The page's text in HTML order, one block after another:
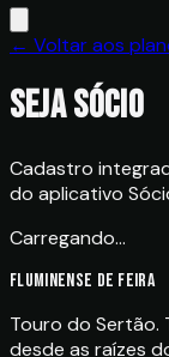
← Voltar aos
Seja sócio
Cadastro
do aplicativo
Carregando…
FLUMINENSE DE FEIRA
Touro do Sertão.
desde as raízes